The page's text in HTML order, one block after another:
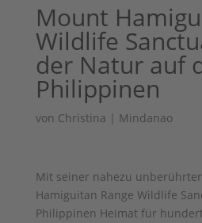
Mount
Wildlife
der Natur auf
Philippinen
von Christina | Mindanao
Mit seiner nahezu
Hamiguitan Range Wildlife
Philippinen Heimat für